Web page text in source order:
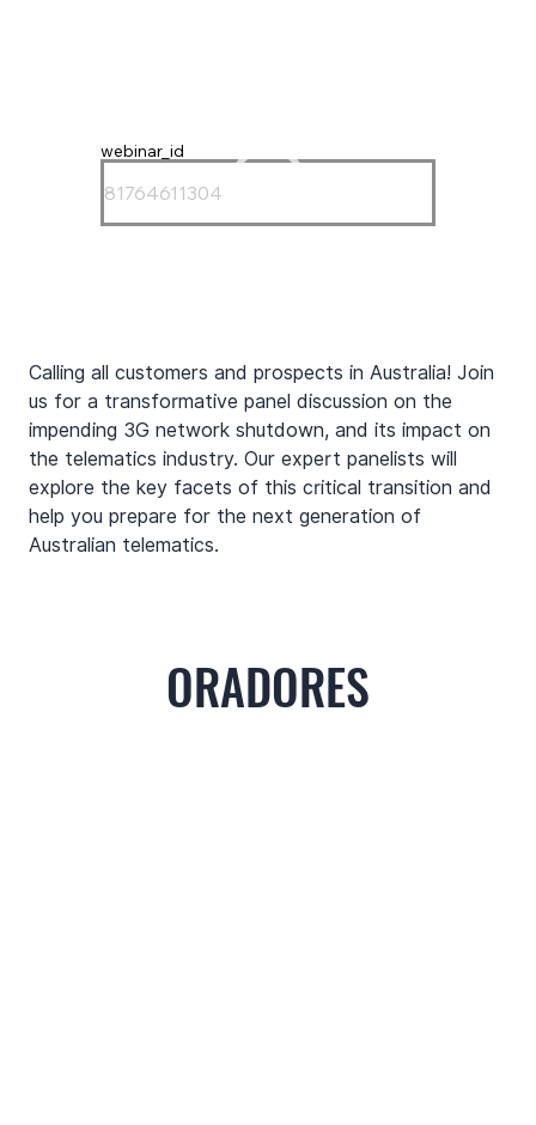
Calling all customers and prospects in Australia! Join
us for a transformative panel discussion on the
impending 3G network shutdown, and its impact on
the telematics industry. Our expert panelists will
explore the key facets of this critical transition and
help you prepare for the next generation of
Australian telematics.
webinar_id
ORADORES